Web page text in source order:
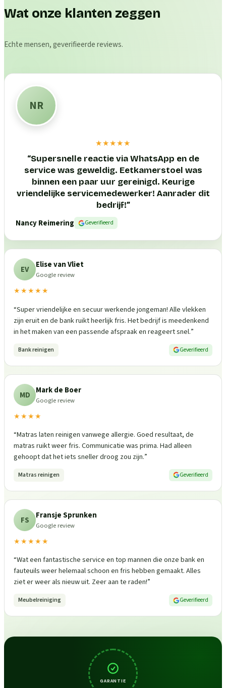
Wat onze klanten zeggen
Echte mensen, geverifieerde reviews.
NR
★★★★★
“Supersnelle reactie via WhatsApp en de
service was geweldig. Eetkamerstoel was
binnen een paar uur gereinigd. Keurige
vriendelijke servicemedewerker! Aanrader dit
bedrijf!”
Nancy Reimering
Geverifieerd
EV Elise van Vliet
Google review
★★★★★
“Super vriendelijke en secuur werkende jongeman! Alle vlekken
zijn eruit en de bank ruikt heerlijk fris. Het bedrijf is meedenkend
in het maken van een passende afspraak en reageert snel.”
Bank reinigen Geverifieerd
MD Mark de Boer
Google review
★★★★
“Matras laten reinigen vanwege allergie. Goed resultaat, de
matras ruikt weer fris. Communicatie was prima. Had alleen
gehoopt dat het iets sneller droog zou zijn.”
Matras reinigen Geverifieerd
FS Fransje Sprunken
Google review
★★★★★
“Wat een fantastische service en top mannen die onze bank en
fauteuils weer helemaal schoon en fris hebben gemaakt. Alles
ziet er weer als nieuw uit. Zeer aan te raden!”
Meubelreiniging Geverifieerd
GARANTIE